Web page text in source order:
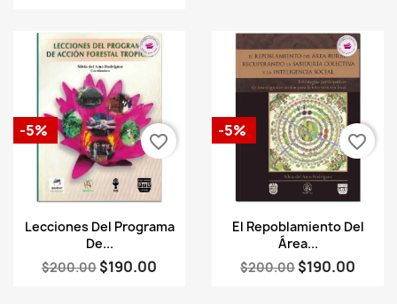
Vista rápida
Lecciones Del Programa
De...
$200.00 $190.00
-5%
favorite_border
Vista rápida
El Repoblamiento Del
Área...
$200.00 $190.00
-5%
favorite_border